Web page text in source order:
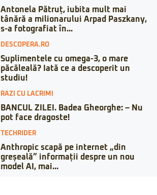
Antonela Pătruț, iubita mult mai
tânără a milionarului Arpad Paszkany,
s-a fotografiat în...
DESCOPERA.RO
Suplimentele cu omega-3, o mare
păcăleală? Iată ce a descoperit un
studiu!
RAZI CU LACRIMI
BANCUL ZILEI. Badea Gheorghe: – Nu
pot face dragoste!
TECHRIDER
Anthropic scapă pe internet „din
greșeală” informații despre un nou
model AI, mai...